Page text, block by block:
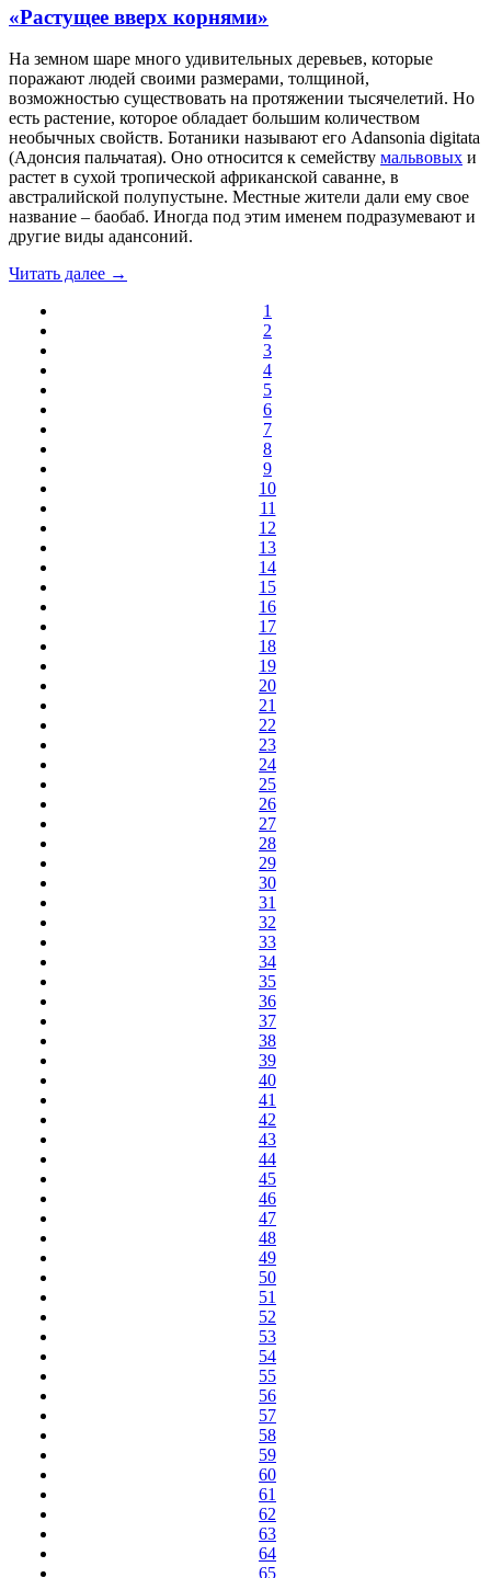
«Растущее вверх корнями»
На земном шаре много удивительных деревьев, которые
поражают людей своими размерами, толщиной,
возможностью существовать на протяжении тысячелетий. Но
есть растение, которое обладает большим количеством
необычных свойств. Ботаники называют его Adansonia digitata
(Адонсия пальчатая). Оно относится к семейству мальвовых и
растет в сухой тропической африканской саванне, в
австралийской полупустыне. Местные жители дали ему свое
название – баобаб. Иногда под этим именем подразумевают и
другие виды адансоний.
Читать далее →
1
2
3
4
5
6
7
8
9
10
11
12
13
14
15
16
17
18
19
20
21
22
23
24
25
26
27
28
29
30
31
32
33
34
35
36
37
38
39
40
41
42
43
44
45
46
47
48
49
50
51
52
53
54
55
56
57
58
59
60
61
62
63
64
65